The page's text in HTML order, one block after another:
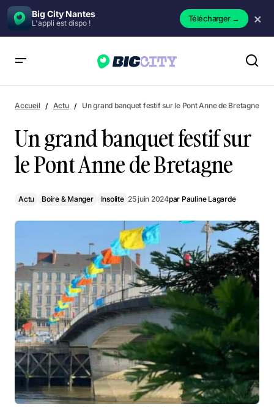
Big City Nantes
L'appli est dispo ! Télécharger→ ×
Accueil Actu Un grand banquet festif sur le Pont Anne de Bretagne
Un grand banquet festif sur
le Pont Anne de Bretagne
Actu Boire & Manger Insolite 25 juin 2024par Pauline Lagarde